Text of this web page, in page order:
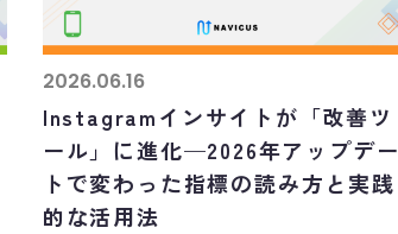
2026.06.16
Instagramインサイトが「改善ツ
ール」に進化—2026年アップデー
トで変わった指標の読み方と実践
的な活用法